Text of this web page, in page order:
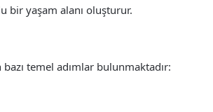
bir yaşam alanı oluşturur.
temel adımlar bulunmaktadır: